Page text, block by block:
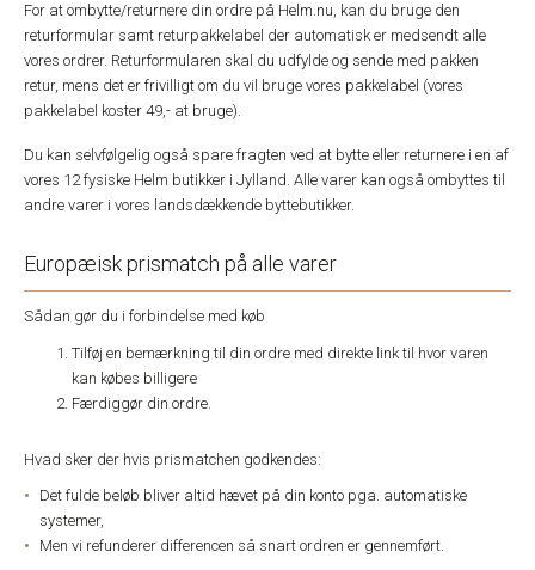
For at ombytte/returnere din ordre på Helm.nu, kan du bruge den
returformular samt returpakkelabel der automatisk er medsendt alle
vores ordrer. Returformularen skal du udfylde og sende med pakken
retur, mens det er frivilligt om du vil bruge vores pakkelabel (vores
pakkelabel koster 49,- at bruge).
Du kan selvfølgelig også spare fragten ved at bytte eller returnere i en af
vores 12 fysiske Helm butikker i Jylland. Alle varer kan også ombyttes til
andre varer i vores landsdækkende byttebutikker.
Europæisk prismatch på alle varer
Sådan gør du i forbindelse med køb
Tilføj en bemærkning til din ordre med direkte link til hvor varen
kan købes billigere
Færdiggør din ordre.
Hvad sker der hvis prismatchen godkendes:
Det fulde beløb bliver altid hævet på din konto pga. automatiske
systemer,
Men vi refunderer differencen så snart ordren er gennemført.